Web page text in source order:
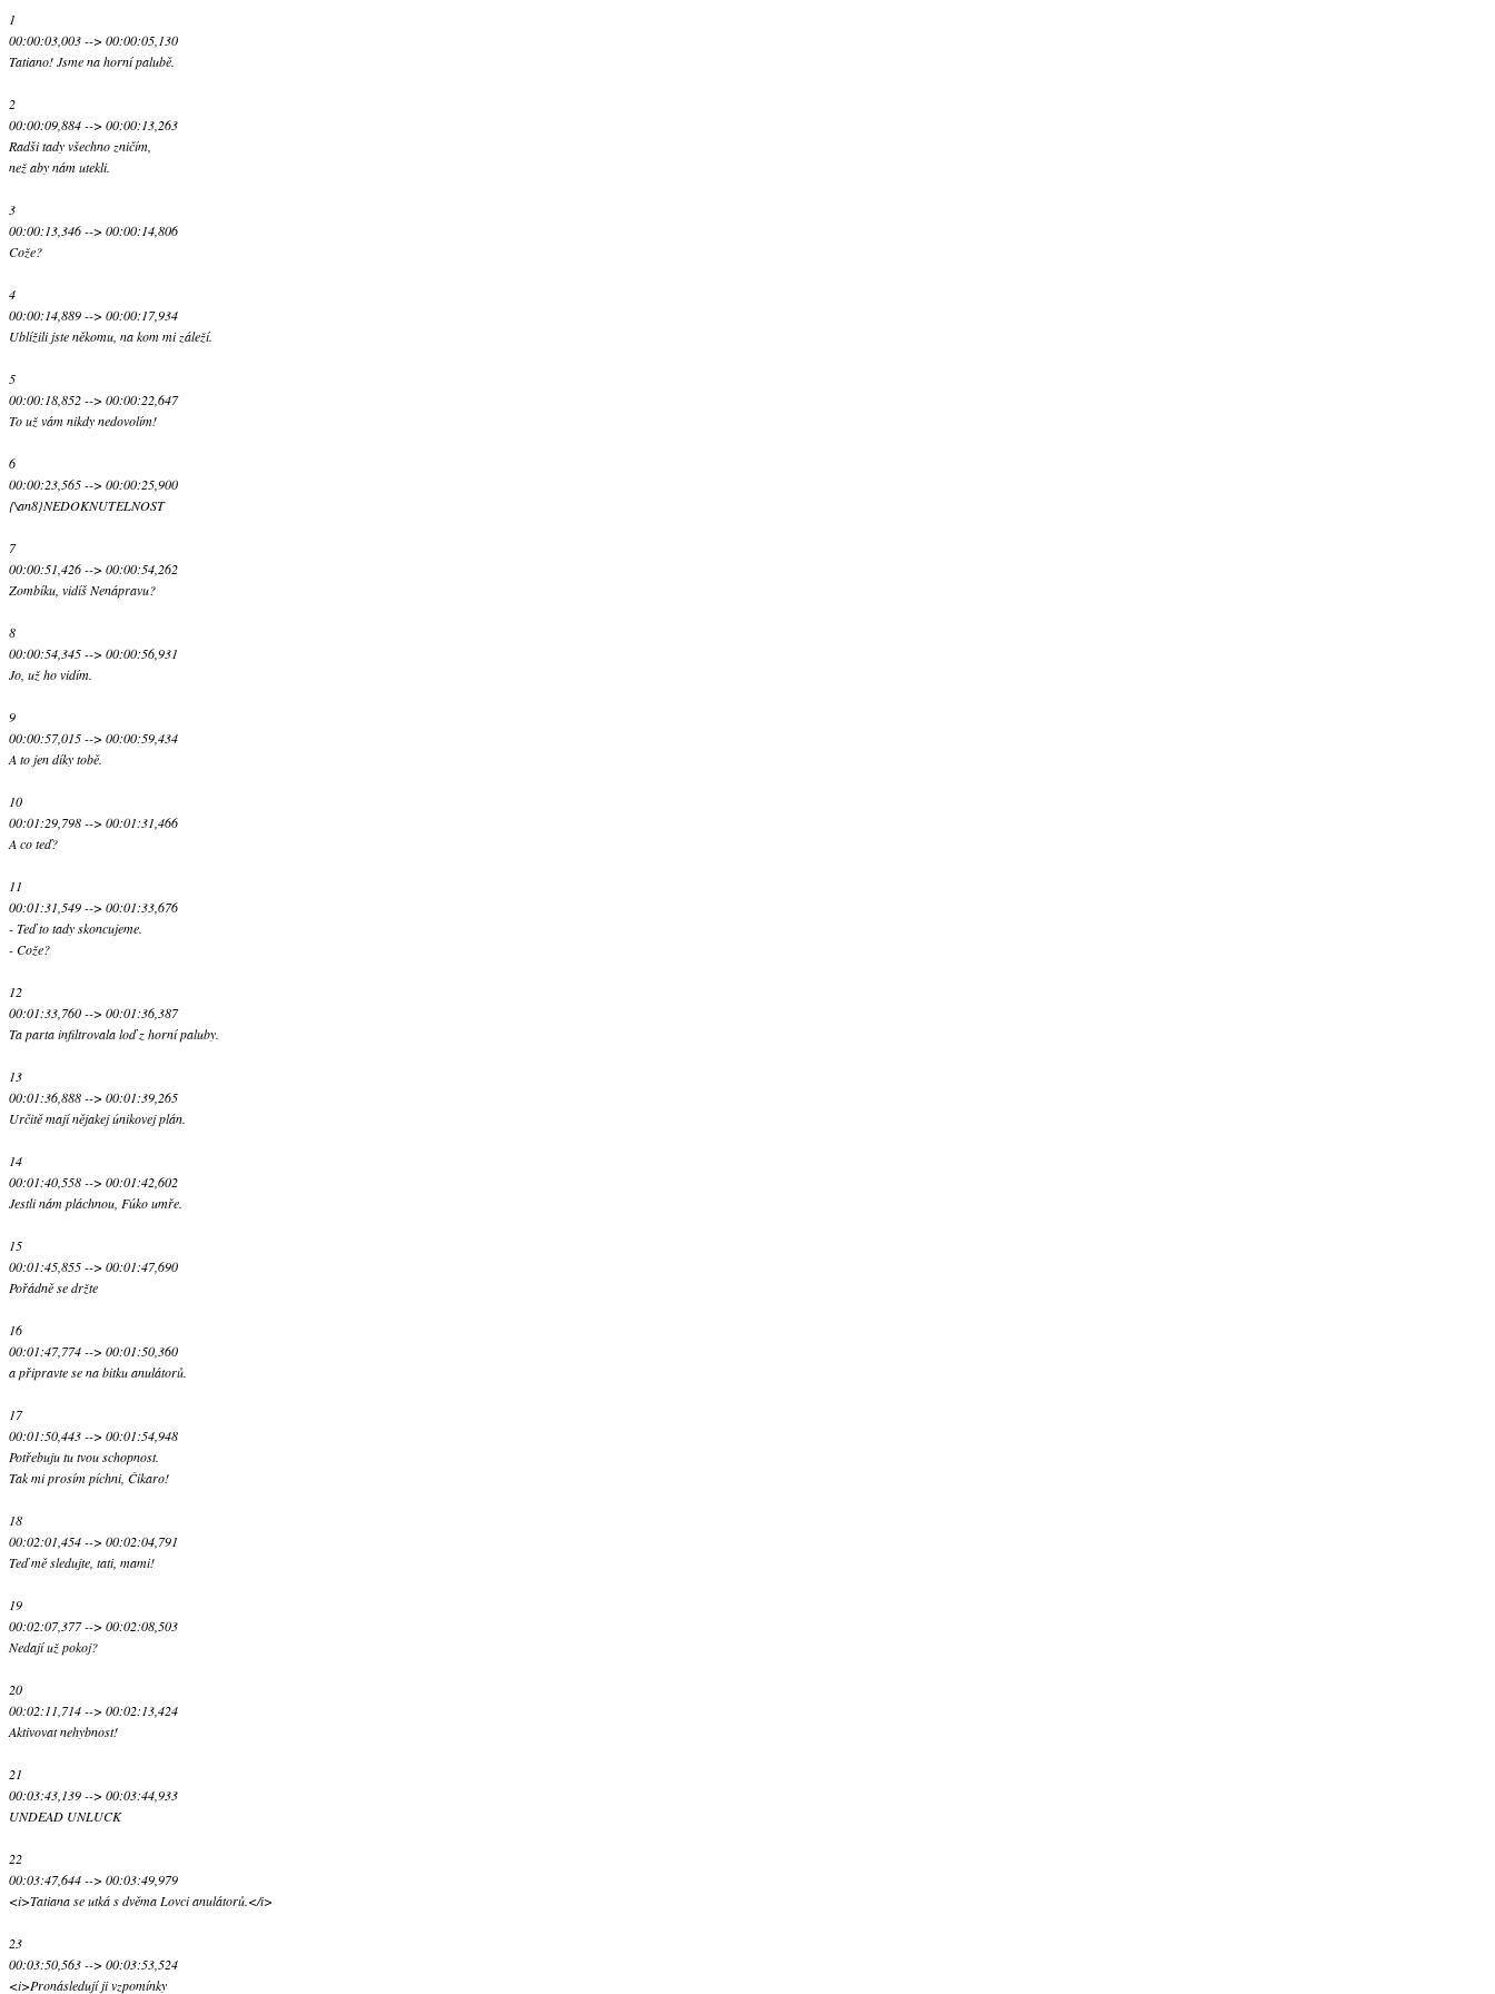
1
00:00:03,003 --> 00:00:05,130
Tatiano! Jsme na horní palubě.
2
00:00:09,884 --> 00:00:13,263
Radši tady všechno zničím,
než aby nám utekli.
3
00:00:13,346 --> 00:00:14,806
Cože?
4
00:00:14,889 --> 00:00:17,934
Ublížili jste někomu, na kom mi záleží.
5
00:00:18,852 --> 00:00:22,647
To už vám nikdy nedovolím!
6
00:00:23,565 --> 00:00:25,900
{\an8}NEDOKNUTELNOST
7
00:00:51,426 --> 00:00:54,262
Zombíku, vidíš Nenápravu?
8
00:00:54,345 --> 00:00:56,931
Jo, už ho vidím.
9
00:00:57,015 --> 00:00:59,434
A to jen díky tobě.
10
00:01:29,798 --> 00:01:31,466
A co teď?
11
00:01:31,549 --> 00:01:33,676
- Teď to tady skoncujeme.
- Cože?
12
00:01:33,760 --> 00:01:36,387
Ta parta infiltrovala loď z horní paluby.
13
00:01:36,888 --> 00:01:39,265
Určitě mají nějakej únikovej plán.
14
00:01:40,558 --> 00:01:42,602
Jestli nám pláchnou, Fúko umře.
15
00:01:45,855 --> 00:01:47,690
Pořádně se držte
16
00:01:47,774 --> 00:01:50,360
a připravte se na bitku anulátorů.
17
00:01:50,443 --> 00:01:54,948
Potřebuju tu tvou schopnost.
Tak mi prosím píchni, Čikaro!
18
00:02:01,454 --> 00:02:04,791
Teď mě sledujte, tati, mami!
19
00:02:07,377 --> 00:02:08,503
Nedají už pokoj?
20
00:02:11,714 --> 00:02:13,424
Aktivovat nehybnost!
21
00:03:43,139 --> 00:03:44,933
UNDEAD UNLUCK
22
00:03:47,644 --> 00:03:49,979
<i>Tatiana se utká s dvěma Lovci anulátorů.</i>
23
00:03:50,563 --> 00:03:53,524
<i>Pronásledují ji vzpomínky